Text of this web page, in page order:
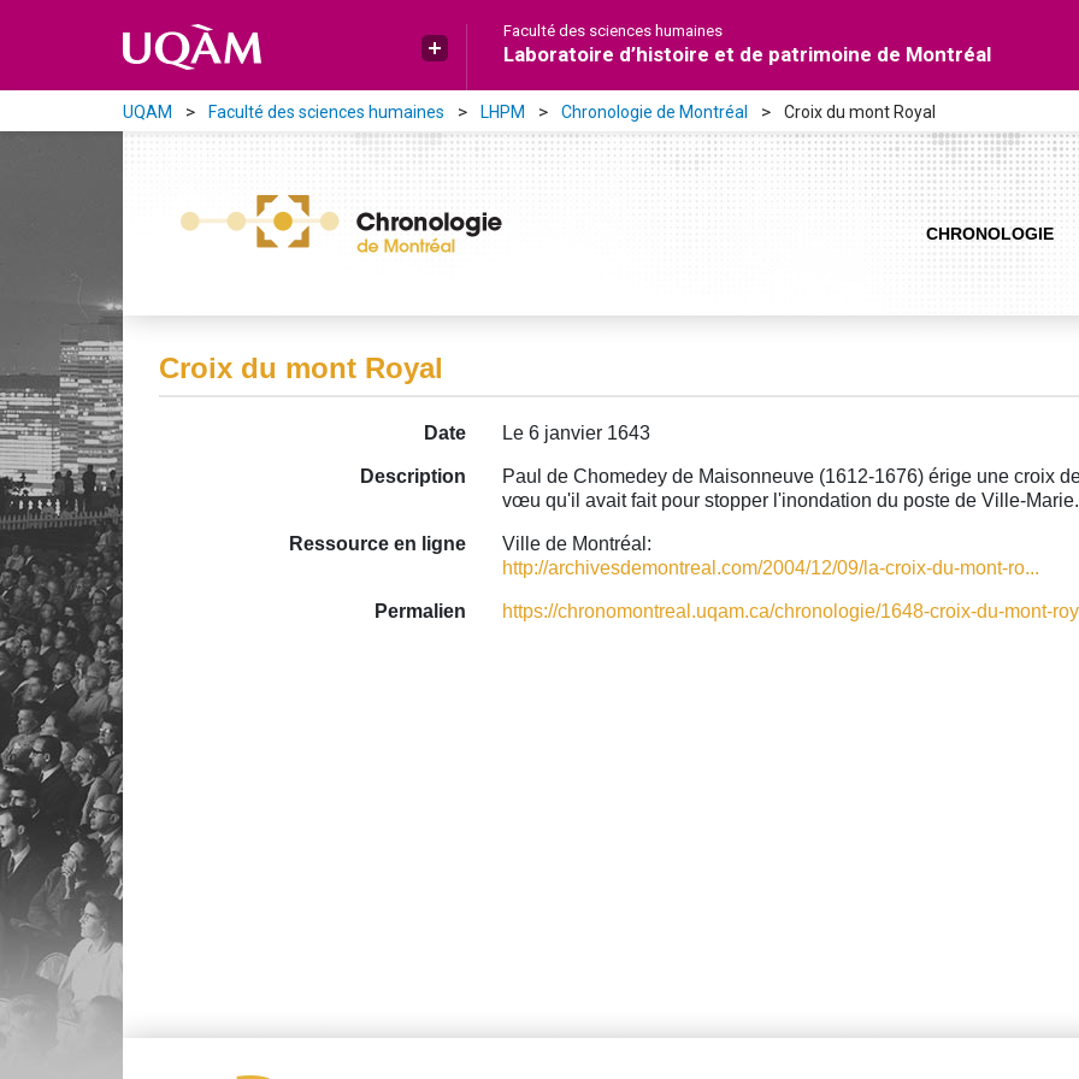
Faculté des sciences humaines
Laboratoire d’histoire et de patrimoine de Montréal
UQAM Faculté des sciences humaines LHPM Chronologie de Montréal Croix du mont Royal
CHRONOLOGIE
Croix du mont Royal
Date Le 6 janvier 1643
Description
Paul de Chomedey de Maisonneuve (1612-1676) érige une croix
vœu qu'il avait fait pour stopper l'inondation du poste de Ville-Marie.
Ressource en ligne
Ville de Montréal:
http://archivesdemontreal.com/2004/12/09/la-croix-du-mont-ro...
Permalien https://chronomontreal.uqam.ca/chronologie/1648-croix-du-mont-